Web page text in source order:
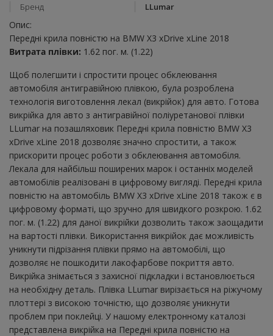
Бренд
LLumar
Опис:
Передні крила повністю на BMW X3 xDrive xLine 2018
Витрата плівки: 1.62 пог. м. (1.22)
Щоб полегшити і спростити процес обклеювання
автомобіля антигравійною плівкою, була розроблена
технологія виготовлення лекал (викрійок) для авто. Готова
викрійка для авто з антигравійної поліуретанової плівки
LLumar на позашляховик Передні крила повністю BMW X3
xDrive xLine 2018 дозволяє значно спростити, а також
прискорити процес роботи з обклеювання автомобіля.
Лекала для найбільш поширених марок і останніх моделей
автомобілів реалізовані в цифровому вигляді. Передні крила
повністю на автомобіль BMW X3 xDrive xLine 2018 також є в
цифровому форматі, що зручно для швидкого розкрою. 1.62
пог. м. (1.22) для даної викрійки дозволить також заощадити
на вартості плівки. Використання викрійок дає можливість
уникнути підрізання плівки прямо на автомобілі, що
дозволяє не пошкодити лакофарбове покриття авто.
Викрійка знімається з захисної підкладки і встановлюється
на необхідну деталь. Плівка LLumar вирізається на ріжучому
плоттері з високою точністю, що дозволяє уникнути
проблем при поклейці. У нашому електронному каталозі
представлена ​​викрійка на Передні крила повністю на